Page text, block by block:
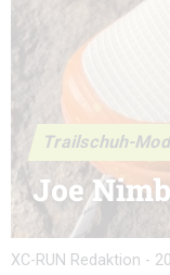
Trailschuh-
Joe
XC-RUN Redaktion -